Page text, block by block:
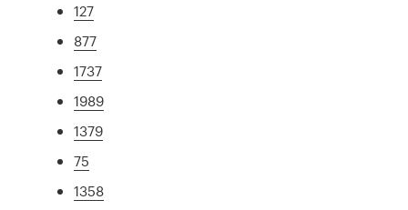
127
877
1737
1989
1379
75
1358